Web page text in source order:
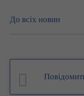
До всіх новин